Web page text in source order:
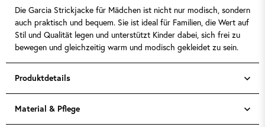
Produktdetails
Material & Pflege
Die Garcia Strickjacke für Mädchen ist nicht nur modisch, sondern
auch praktisch und bequem. Sie ist ideal für Familien, die Wert auf
Stil und Qualität legen und unterstützt Kinder dabei, sich frei zu
bewegen und gleichzeitig warm und modisch gekleidet zu sein.